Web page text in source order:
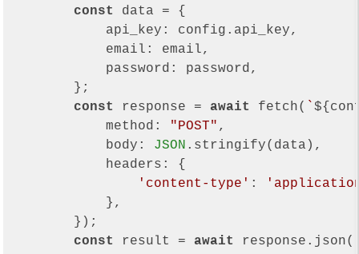
const
data = {
api_key : config.api_key,
email : email,
password : password,
        };
const
response = await fetch( `
method : "POST" ,
body : JSON .stringify(data),
headers : {
'content-type' :
            },
        });
const
result = await